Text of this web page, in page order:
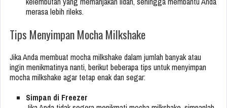
merasa lebih rileks.
Tips Menyimpan Mocha Milkshake
Jika Anda membuat mocha milkshake dalam jumlah banyak atau
ingin menikmatinya nanti, berikut beberapa tips untuk menyimpan
mocha milkshake agar tetap enak dan segar:
Simpan di Freezer